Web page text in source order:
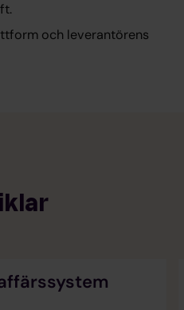
och leverantörens